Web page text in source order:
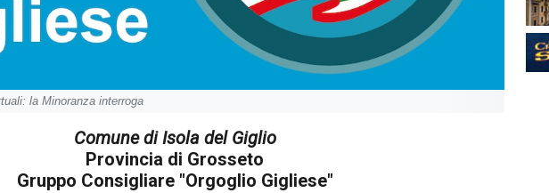
la Minoranza interroga
Comune di Isola del Giglio
Provincia di Grosseto
Gruppo Consigliare "Orgoglio Gigliese"